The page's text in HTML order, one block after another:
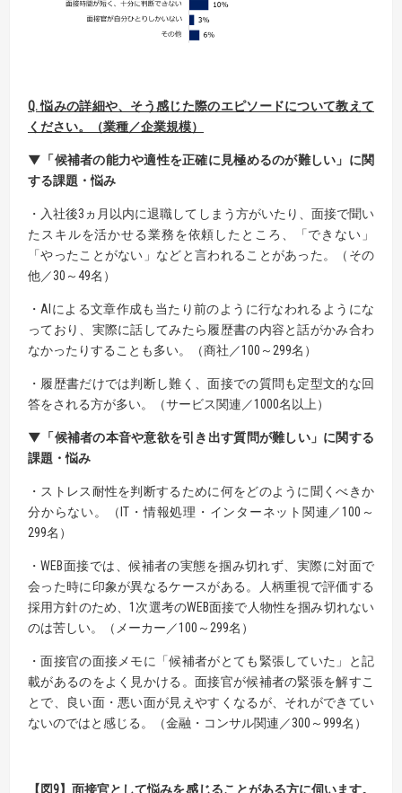
Q. 悩みの詳細や、そう感じた際のエピソードについて教えて
ください。
（業種／企業規模）
▼「候補者の能力や適性を正確に見極めるのが難しい」に関
する課題・悩み
・入社後3ヵ月以内に退職してしまう方がいたり、面接で聞い
たスキルを活かせる業務を依頼したところ、「できない」
「やったことがない」などと言われることがあった。（その
他／30～49名）
・AIによる文章作成も当たり前のように行なわれるようにな
っており、実際に話してみたら履歴書の内容と話がかみ合わ
なかったりすることも多い。（商社／100～299名）
・履歴書だけでは判断し難く、面接での質問も定型文的な回
答をされる方が多い。（サービス関連／1000名以上）
▼「候補者の本音や意欲を引き出す質問が難しい」に関する
課題・悩み
・ストレス耐性を判断するために何をどのように聞くべきか
分からない。（IT・情報処理・インターネット関連／100～
299名）
・WEB面接では、候補者の実態を掴み切れず、実際に対面で
会った時に印象が異なるケースがある。人柄重視で評価する
採用方針のため、1次選考のWEB面接で人物性を掴み切れない
のは苦しい。（メーカー／100～299名）
・面接官の面接メモに「候補者がとても緊張していた」と記
載があるのをよく見かける。面接官が候補者の緊張を解すこ
とで、良い面・悪い面が見えやすくなるが、それができてい
ないのではと感じる。（金融・コンサル関連／300～999名）
【 図9】面接官として悩みを感じることがある方に伺います。